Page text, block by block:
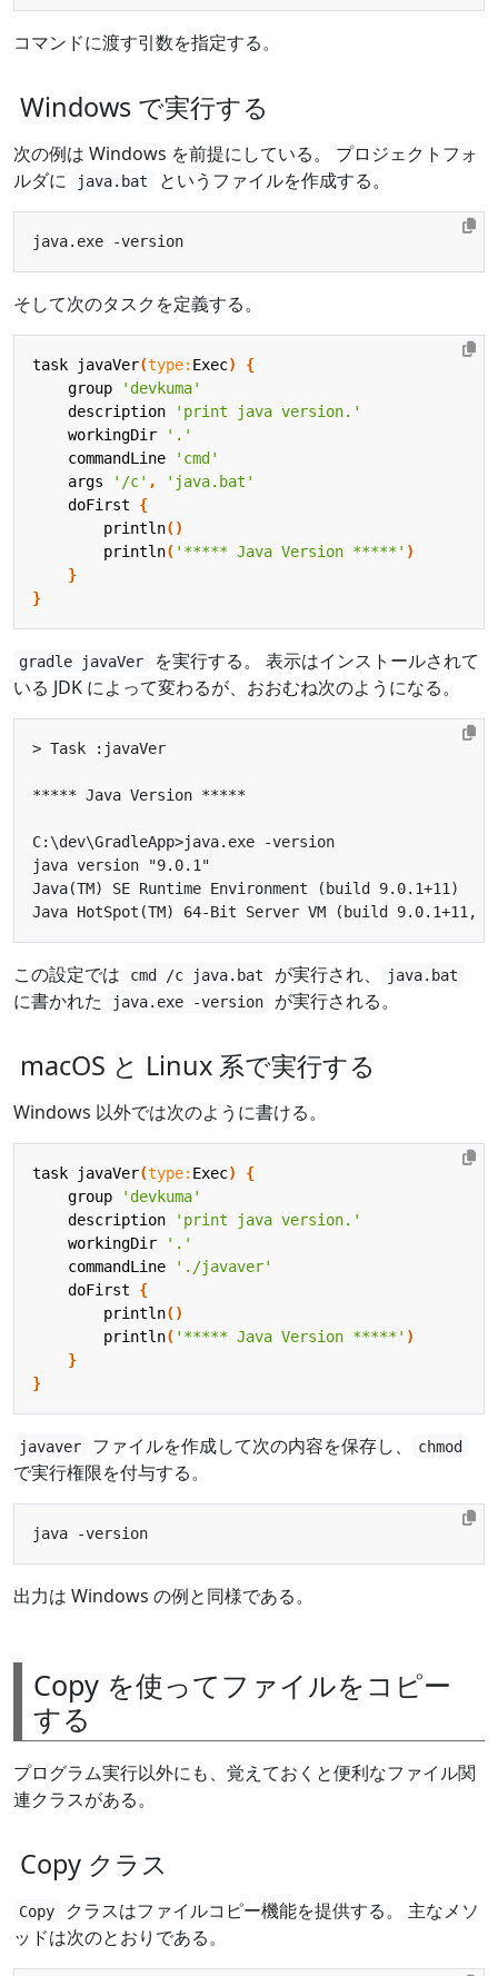
コマンドに渡す引数を指定する。
Windows で実行する
次の例は Windows を前提にしている。 プロジェクトフォ
ルダに
java.bat というファイルを作成する。
そして次のタスクを定義する。
task javaVer(type: Exec)
{
group
'devkuma'
description
'print java version.'
workingDir
'.'
commandLine
'cmd'
args
'/c' ,
'java.bat'
doFirst
{
println()
println( '***** Java Version *****' )
}
}
gradle javaVer
を実行する。 表示はインストールされて
いる JDK によって変わるが、おおむね次のようになる。
この設定では cmd /c java.bat が実行され、 java.bat
に書かれた java.exe -version が実行される。
macOS と Linux 系で実行する
Windows 以外では次のように書ける。
task javaVer(type: Exec)
{
group
'devkuma'
description
'print java version.'
workingDir
'.'
commandLine
'./javaver'
doFirst
{
println()
println( '***** Java Version *****' )
}
}
javaver ファイルを作成して次の内容を保存し、 chmod
で実行権限を付与する。
出力は Windows の例と同様である。
Copy を使ってファイルをコピー
する
プログラム実行以外にも、覚えておくと便利なファイル関
連クラスがある。
Copy クラス
Copy
クラスはファイルコピー機能を提供する。 主なメソ
ッドは次のとおりである。